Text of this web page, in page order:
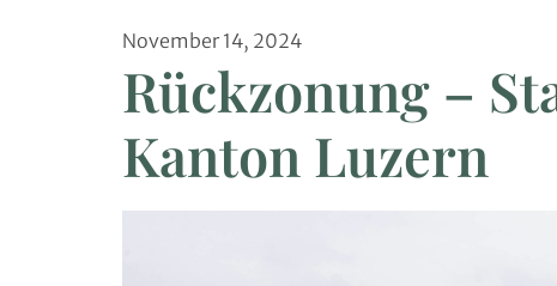
November 14, 2024
Rückzonung –
Kanton Luzern